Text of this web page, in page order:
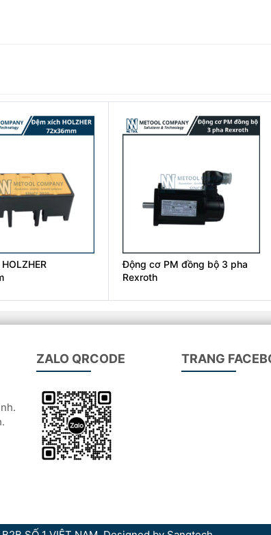
Động cơ PM đồng bộ 3 pha
Rexroth
ZALO QRCODE TRANG